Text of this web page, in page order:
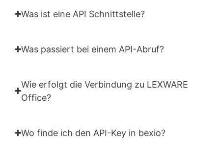
Was ist eine API Schnittstelle?
Was passiert bei einem API-Abruf?
Wie erfolgt die Verbindung zu LEXWARE
Office?
Wo finde ich den API-Key in bexio?